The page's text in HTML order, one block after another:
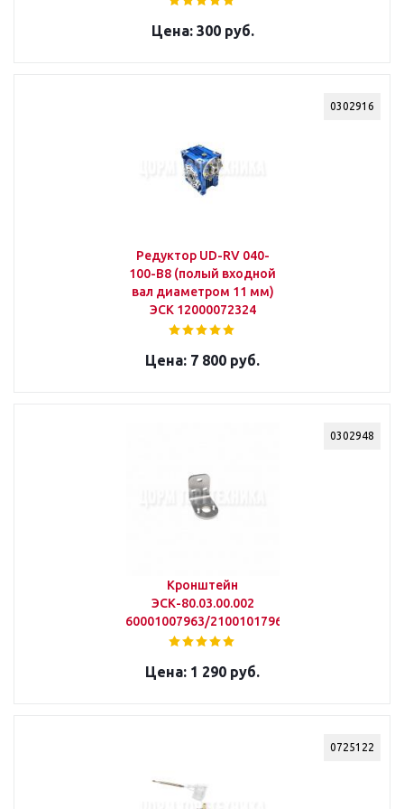
300 руб.
0302916
Редуктор UD-RV 040-
100-В8 (полый входной
вал диаметром 11 мм)
ЭСК 12000072324
7 800 руб.
0302948
Кронштейн
ЭСК-80.03.00.002
60001007963/21001017963
1 290 руб.
0725122